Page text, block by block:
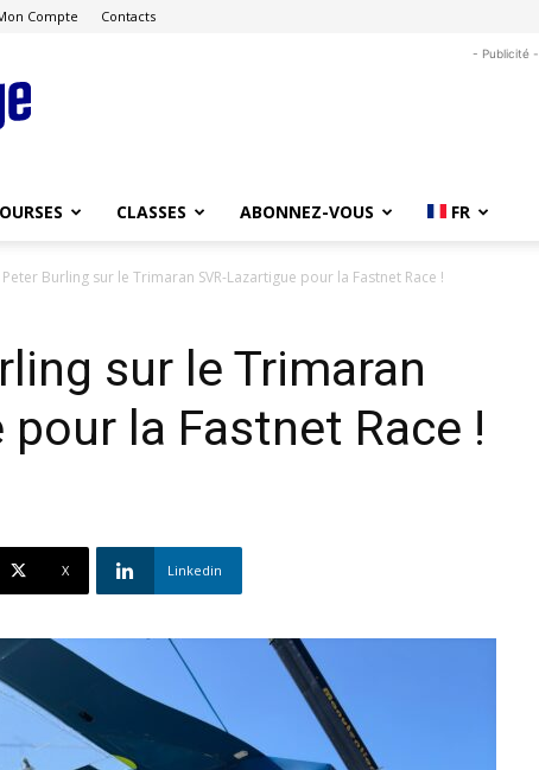
Compte Contacts
- Publicité -
CLASSES ABONNEZ-VOUS FR
Burling sur le Trimaran SVR-Lazartigue pour la Fastnet Race !
sur le Trimaran
la Fastnet Race !
X Linkedin